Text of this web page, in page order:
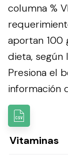
columna %
aportan 100
dieta, según
Presiona el
información
Vitaminas